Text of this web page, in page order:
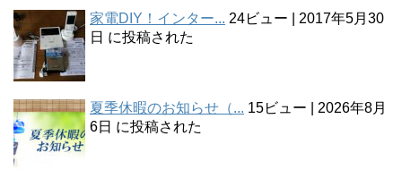
家電DIY！インター... 24ビュー
2017年5月30
日 に投稿された
夏季休暇のお知らせ（... 15ビュー
2026年8月
6日 に投稿された